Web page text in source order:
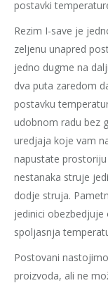
postavki
Rezim I-save je
zeljenu unapred
jedno dugme na
dva puta zaredom
postavku
udobnom radu bez
uredjaja koje vam
napustate
nestanaka struje
dodje struja.
jedinici
spoljasnja
Postovani
proizvoda, ali ne